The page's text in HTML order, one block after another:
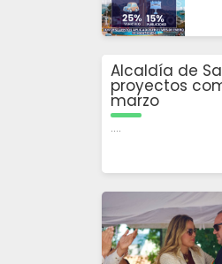
Alcaldía de
proyectos
marzo